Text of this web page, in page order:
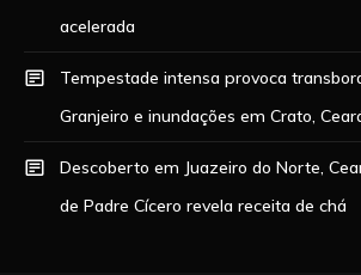
acelerada
Tempestade intensa provoca
Granjeiro e inundações em Crato,
Descoberto em Juazeiro do Norte,
de Padre Cícero revela receita de chá